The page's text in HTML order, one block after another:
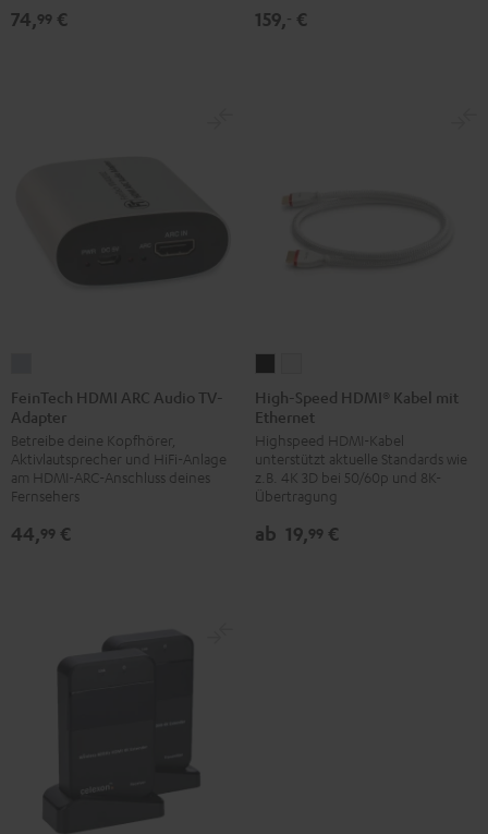
74,99 € 159,‐ €
HDMI
ARC
Audio
TV-
Adapter
FeinTech HDMI ARC Audio TV-
Adapter
Betreibe deine Kopfhörer,
Aktivlautsprecher und HiFi-Anlage
am HDMI-ARC-Anschluss deines
Fernsehers
44,99 €
Speed
HDMI®
Kabel
mit
Ethernet
Speed
HDMI®
Kabel
mit
Ethernet
High-Speed HDMI® Kabel mit
Ethernet
Highspeed HDMI-Kabel
unterstützt aktuelle Standards wie
z.B. 4K 3D bei 50/60p und 8K-
Übertragung
ab 19,99 €